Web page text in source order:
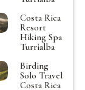
Costa Rica
Resort
Hiking Spa
Turrialba
Birding
Solo Travel
Costa Rica